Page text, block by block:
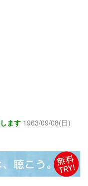
ます 1963/09/08(日)